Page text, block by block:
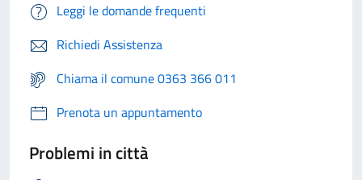
Leggi le domande frequenti
Richiedi Assistenza
Chiama il comune 0363 366 011
Prenota un appuntamento
Problemi in città